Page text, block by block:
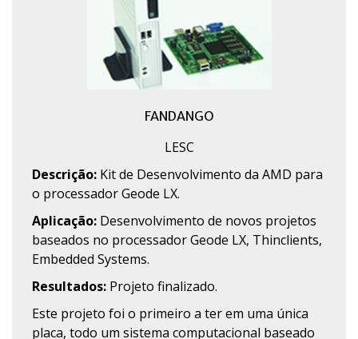
FANDANGO
LESC
Descrição: Kit de Desenvolvimento da AMD para
o processador Geode LX.
Aplicação: Desenvolvimento de novos projetos
baseados no processador Geode LX, Thinclients,
Embedded Systems.
Resultados: Projeto finalizado.
Este projeto foi o primeiro a ter em uma única
placa, todo um sistema computacional baseado